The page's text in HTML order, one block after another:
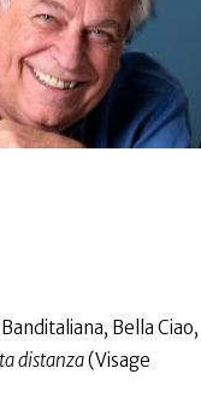
Bella Ciao,
distanza(Visage